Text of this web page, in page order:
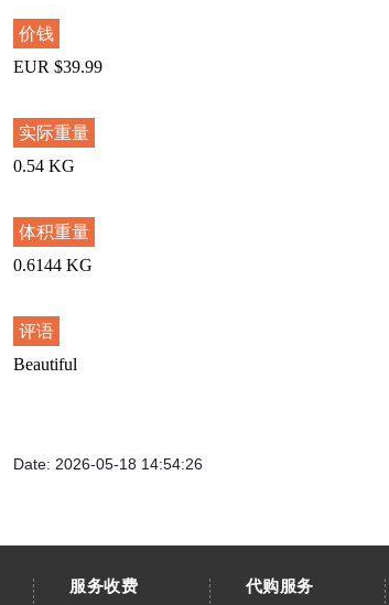
价钱
EUR $39.99
实际重量
0.54 KG
体积重量
0.6144 KG
评语
Beautiful
Date: 2026-05-18 14:54:26
服务收费
代购服务